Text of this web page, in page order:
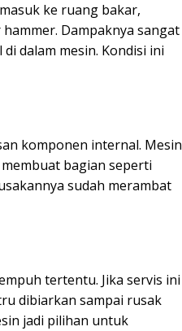
ke ruang bakar,
Dampaknya sangat
dalam mesin. Kondisi ini
komponen internal. Mesin
bagian seperti
sudah merambat
tertentu. Jika servis ini
dibiarkan sampai rusak
jadi pilihan untuk